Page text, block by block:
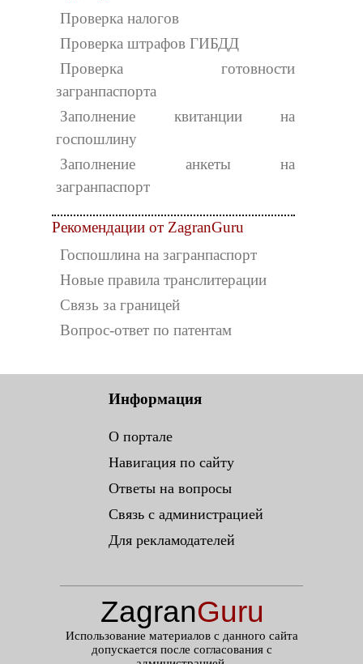
Проверка налогов
Проверка штрафов ГИБДД
Проверка готовности
загранпаспорта
Заполнение квитанции на
госпошлину
Заполнение анкеты на
загранпаспорт
Рекомендации от ZagranGuru
Госпошлина на загранпаспорт
Новые правила транслитерации
Связь за границей
Вопрос-ответ по патентам
Информация
О портале
Навигация по сайту
Ответы на вопросы
Связь с администрацией
Для рекламодателей
ZagranGuru
Использование материалов с данного сайта
допускается после согласования с